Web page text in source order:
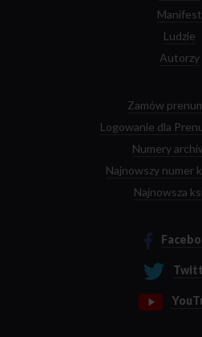
Manifest
Ludzie
Autorzy
Zamów
Logowanie dla
Numery
Najnowszy numer
Najnowsza